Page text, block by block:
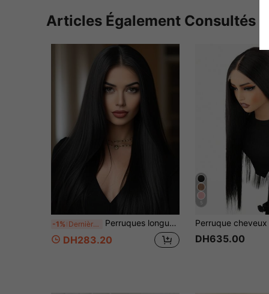
Articles Également Consultés
-1% Dernières 2 heures Perruques longues droites noires pour femmes, perruque droite noire synthétique, perruques cheveux longs noirs 76,2 cm (noir)
DH283.20
5
DH635.00